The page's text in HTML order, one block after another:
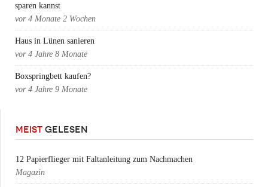
sparen kannst
vor 4 Monate 2 Wochen
Haus in Lünen sanieren
vor 4 Jahre 8 Monate
Boxspringbett kaufen?
vor 4 Jahre 9 Monate
MEIST GELESEN
12 Papierflieger mit Faltanleitung zum Nachmachen
Magazin